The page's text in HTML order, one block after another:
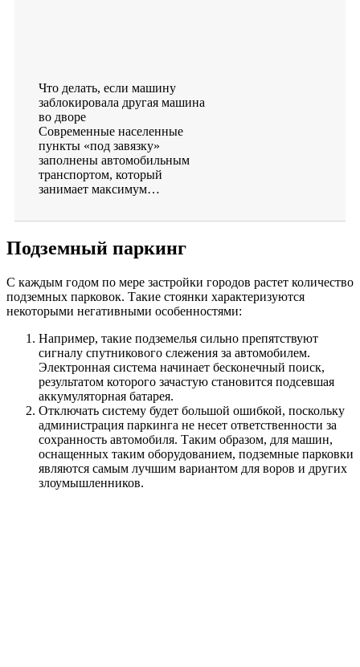
Что делать, если машину
заблокировала другая машина
во дворе
Современные населенные
пункты «под завязку»
заполнены автомобильным
транспортом, который
занимает максимум…
Подземный паркинг
С каждым годом по мере застройки городов растет количество
подземных парковок. Такие стоянки характеризуются
некоторыми негативными особенностями:
Например, такие подземелья сильно препятствуют
сигналу спутникового слежения за автомобилем.
Электронная система начинает бесконечный поиск,
результатом которого зачастую становится подсевшая
аккумуляторная батарея.
Отключать систему будет большой ошибкой, поскольку
администрация паркинга не несет ответственности за
сохранность автомобиля. Таким образом, для машин,
оснащенных таким оборудованием, подземные парковки
являются самым лучшим вариантом для воров и других
злоумышленников.